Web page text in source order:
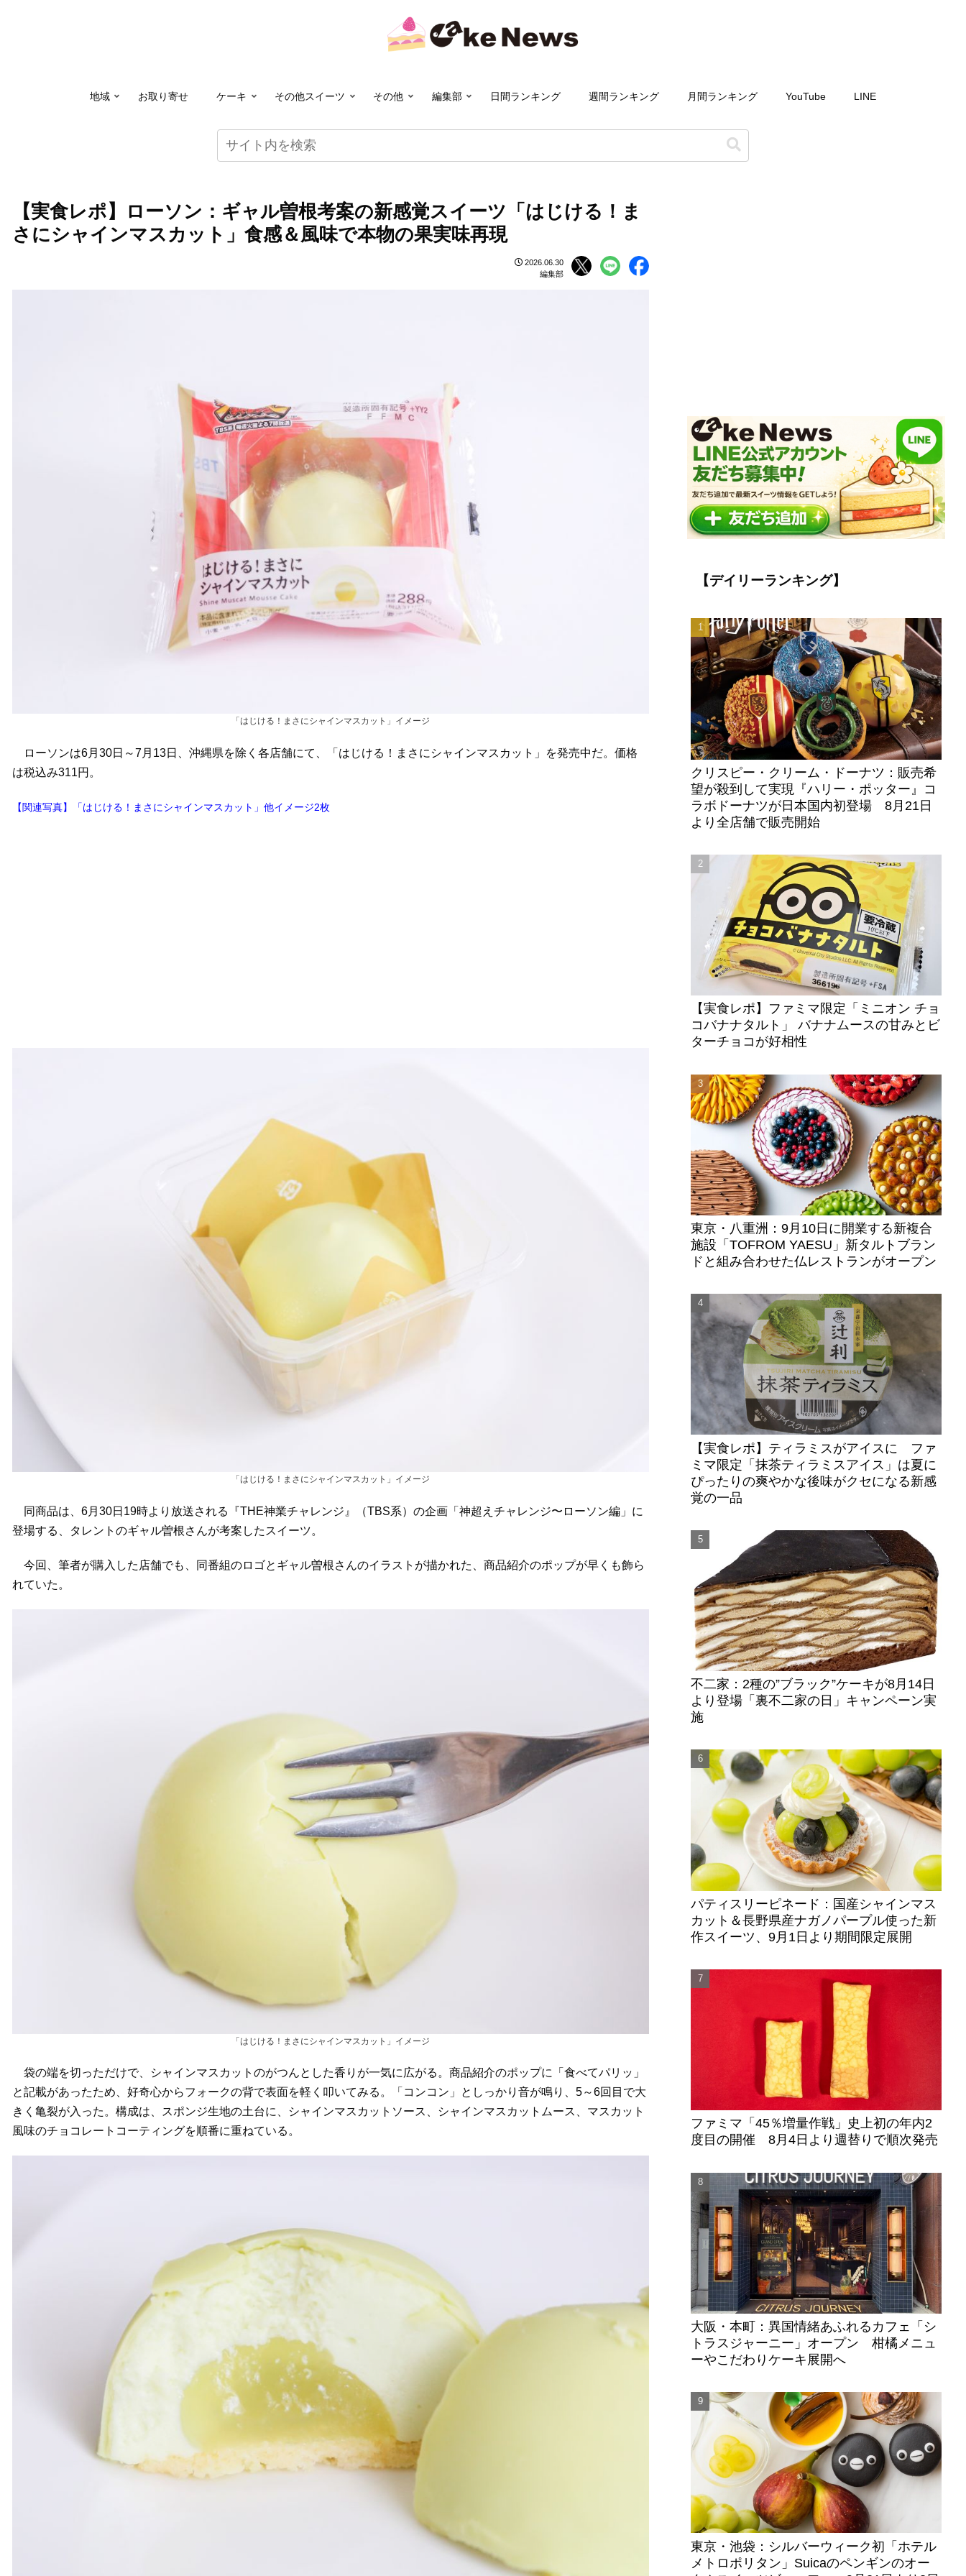
地域 お取り寄せ ケーキ その他スイーツ その他 編集部 日間ランキング 週間ランキング 月間ランキング YouTube LINE
【実食レポ】ローソン：ギャル曽根考案の新感覚スイーツ「はじける！ま
さにシャインマスカット」食感＆風味で本物の果実味再現
2026.06.30
編集部
「はじける！まさにシャインマスカット」イメージ
ローソンは6月30日～7月13日、沖縄県を除く各店舗にて、「はじける！まさにシャインマスカット」を発売中だ。価格
は税込み311円。
【関連写真】「はじける！まさにシャインマスカット」他イメージ2枚
「はじける！まさにシャインマスカット」イメージ
同商品は、6月30日19時より放送される『THE神業チャレンジ』（TBS系）の企画「神超えチャレンジ〜ローソン編」に
登場する、タレントのギャル曽根さんが考案したスイーツ。
今回、筆者が購入した店舗でも、同番組のロゴとギャル曽根さんのイラストが描かれた、商品紹介のポップが早くも飾ら
れていた。
「はじける！まさにシャインマスカット」イメージ
袋の端を切っただけで、シャインマスカットのがつんとした香りが一気に広がる。商品紹介のポップに「食べてパリッ」
と記載があったため、好奇心からフォークの背で表面を軽く叩いてみる。「コンコン」としっかり音が鳴り、5～6回目で大
きく亀裂が入った。構成は、スポンジ生地の土台に、シャインマスカットソース、シャインマスカットムース、マスカット
風味のチョコレートコーティングを順番に重ねている。
【デイリーランキング】
クリスピー・クリーム・ドーナツ：販売希
望が殺到して実現『ハリー・ポッター』コ
ラボドーナツが日本国内初登場 8月21日
より全店舗で販売開始
【実食レポ】ファミマ限定「ミニオン チョ
コバナナタルト」 バナナムースの甘みとビ
ターチョコが好相性
東京・八重洲：9月10日に開業する新複合
施設「TOFROM YAESU」新タルトブラン
ドと組み合わせた仏レストランがオープン
【実食レポ】ティラミスがアイスに ファ
ミマ限定「抹茶ティラミスアイス」は夏に
ぴったりの爽やかな後味がクセになる新感
覚の一品
不二家：2種の”ブラック”ケーキが8月14日
より登場「裏不二家の日」キャンペーン実
施
パティスリーピネード：国産シャインマス
カット＆長野県産ナガノパープル使った新
作スイーツ、9月1日より期間限定展開
ファミマ「45％増量作戦」史上初の年内2
度目の開催 8月4日より週替りで順次発売
大阪・本町：異国情緒あふれるカフェ「シ
トラスジャーニー」オープン 柑橘メニュ
ーやこだわりケーキ展開へ
東京・池袋：シルバーウィーク初「ホテル
メトロポリタン」Suicaのペンギンのオー